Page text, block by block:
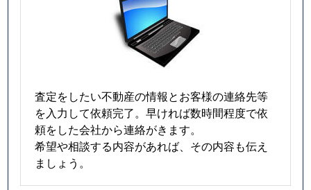
査定をしたい不動産の情報とお客様の連絡先等
を入力して依頼完了。早ければ数時間程度で依
頼をした会社から連絡がきます。
希望や相談する内容があれば、その内容も伝え
ましょう。